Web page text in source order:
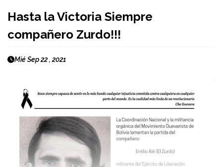
Hasta la Victoria Siempre
compañero Zurdo!!!
Mié Sep 22 , 2021